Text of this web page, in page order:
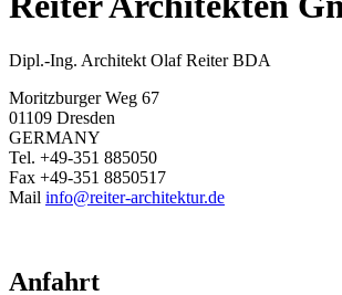
Dipl.-Ing. Architekt Olaf Reiter BDA
Moritzburger Weg 67
01109 Dresden
GERMANY
Tel. +49-351 885050
Fax +49-351 8850517
Mail info@reiter-architektur.de
Anfahrt